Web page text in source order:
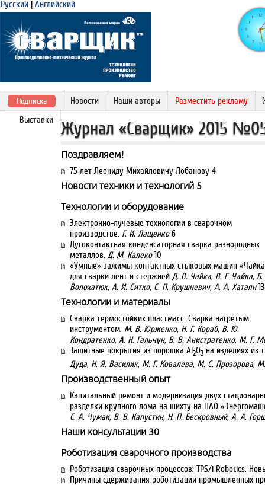
Русский Английский
Подписка Новости Наши авторы Разместить рекламу
Выставки
Журнал «Сварщик» 2015
Поздравляем!
75 лет Леониду Михайловичу Лобанову 4
Новости техники и технологий 5
Технологии и оборудование
Электронно-лучевые технологии в сварочном
производстве. Г. И. Лащенко6
Дугоконтактная конденсаторная сварка разнородных
металлов. Д. М. Калеко10
«Умные» зажимы контактных стыковых машин
для сварки лент и стержней Д. В. Чайка, В. Г. Чайка, Б.
Волохатюк, А. И. Ситко, С. П. Крушневич, А. А. Хатаян13
Технологии и материалы
Сварка термостойких пластмасс. Сварка нагретым
инструментом. М. В. Юрженко, Н. Г. Кораб, В. Ю.
Кондратенко, А. Н. Гальчун, В. В. Анистратенко, М. Г.
Защитные покрытия из порошка Al 2O3 на изделиях из
Дуда, Н. Я. Василик, М. Г. Ковалева, М. С. Прозорова,
Производственный опыт
Капитальный ремонт и модернизация двух
разделки крупного лома на шихту на ПАО
С. А. Чумак, В. В. Капустин, Н. П. Бескровный, А. А.
Наши консультации 30
Роботизация сварочного производства
Роботизация сварочных процессов: TPS/i Robotics.
Причины сдерживания роботизации промышленных